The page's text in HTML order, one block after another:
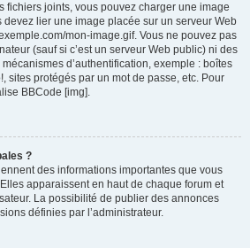
fichiers joints, vous pouvez charger une image
devez lier une image placée sur un serveur Web
mon-image.gif. Vous ne pouvez pas
(sauf si c’est un serveur Web public) ni des
d’authentification, exemple : boîtes
sites protégés par un mot de passe, etc. Pour
BBCode [img].
?
des informations importantes que vous
apparaissent en haut de chaque forum et
La possibilité de publier des annonces
définies par l’administrateur.